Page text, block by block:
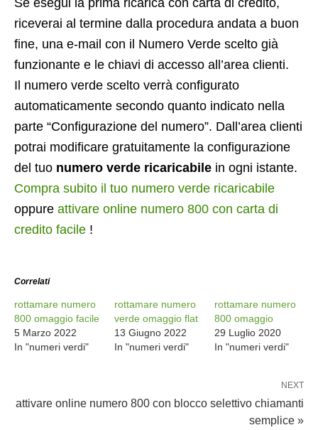
Se esegui la prima ricarica con carta di credito,
riceverai al termine dalla procedura andata a buon
fine, una e-mail con il Numero Verde scelto già
funzionante e le chiavi di accesso all’area clienti.
Il numero verde scelto verrà configurato
automaticamente secondo quanto indicato nella
parte “Configurazione del numero”. Dall’area clienti
potrai modificare gratuitamente la configurazione
del tuo numero verde ricaricabile in ogni istante.
Compra subito il tuo numero verde ricaricabile
oppure attivare online numero 800 con carta di
credito facile !
Correlati
rottamare numero
800 omaggio facile
5 Marzo 2022
In "numeri verdi"
rottamare numero
verde omaggio flat
13 Giugno 2022
In "numeri verdi"
rottamare numero
800 omaggio
29 Luglio 2020
In "numeri verdi"
NEXT
attivare online numero 800 con blocco selettivo chiamanti
semplice »